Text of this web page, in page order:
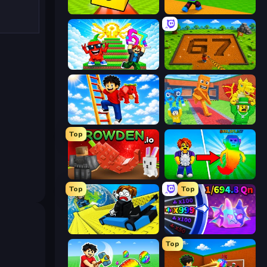
Lucky Brainrot Blocks Online Throw a Lucky Block
Run and Jump for Brainrot Obby: Dig Brainrots
Ladder to Brainhot: Climb Catch Brainrots From Bosses
Top
Grow A Garden | Growden.io Collect Brainrot Egg
Top
Cart Ride Danger Mount
Top
Meeland.io
Top